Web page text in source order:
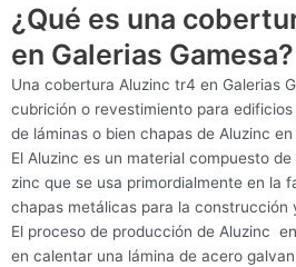
¿Qué es una
en Galerias Gamesa?
Una cobertura Aluzinc tr4 en Galerias
cubrición o revestimiento para
de láminas o bien chapas de Aluzinc en
El Aluzinc es un material compuesto
zinc que se usa primordialmente en la
chapas metálicas para la construcción
El proceso de producción de Aluzinc
en calentar una lámina de acero